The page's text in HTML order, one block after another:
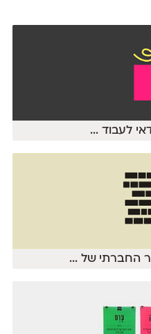
לעבוד ...
החברתי של ...